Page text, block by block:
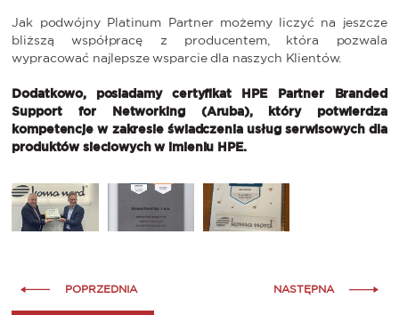
Jak podwójny Platinum Partner możemy liczyć na jeszcze
bliższą współpracę z producentem, która pozwala
wypracować najlepsze wsparcie dla naszych Klientów.
Dodatkowo, posiadamy certyfikat HPE Partner Branded
Support for Networking (Aruba), który potwierdza
kompetencje w zakresie świadczenia usług serwisowych dla
produktów sieciowych w imieniu HPE.
POPRZEDNIA NASTĘPNA